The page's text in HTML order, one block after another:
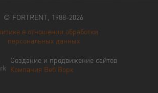
© FORTRENT, 1988-2026
в отношении обработки
персональных данных
Создание и продвижение сайтов
Компания Веб Ворк